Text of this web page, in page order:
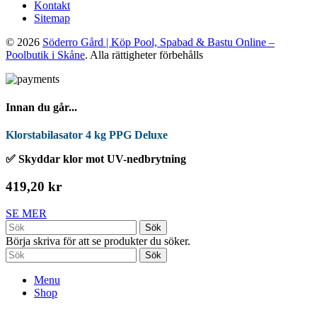
Kontakt
Sitemap
© 2026 Söderro Gård | Köp Pool, Spabad & Bastu Online –
Poolbutik i Skåne. Alla rättigheter förbehålls
Innan du går...
Klorstabilasator 4 kg PPG Deluxe
✅ Skyddar klor mot UV-nedbrytning
419,20 kr
SE MER
Sök
Börja skriva för att se produkter du söker.
Sök
Menu
Shop